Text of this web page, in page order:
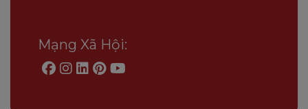
Mạng Xã Hội: